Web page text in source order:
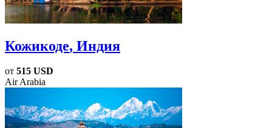
Кожикоде, Индия
от 515 USD
Air Arabia